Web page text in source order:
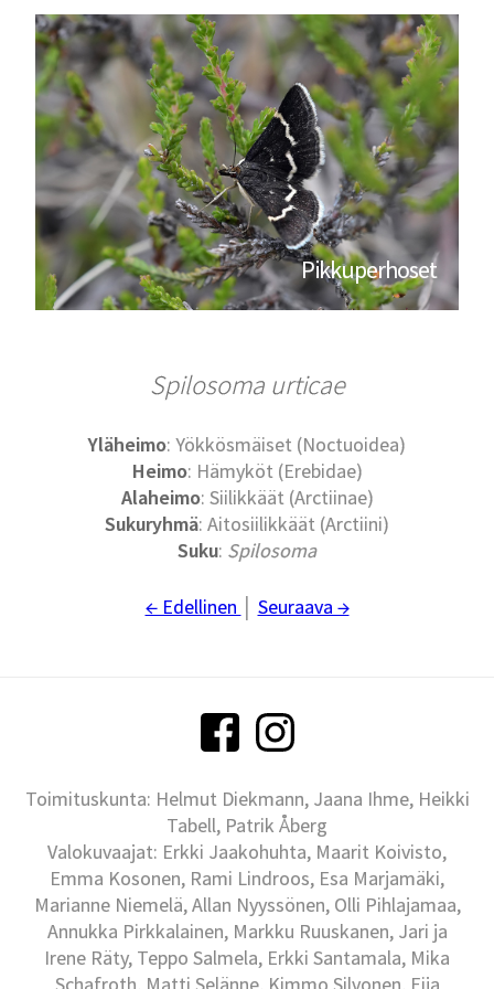
Pikkuperhoset
Spilosoma urticae
Yläheimo: Yökkösmäiset (Noctuoidea)
Heimo: Hämyköt (Erebidae)
Alaheimo: Siilikkäät (Arctiinae)
Sukuryhmä: Aitosiilikkäät (Arctiini)
Suku: Spilosoma
← Edellinen Seuraava →
Toimituskunta: Helmut Diekmann, Jaana Ihme, Heikki
Tabell, Patrik Åberg
Valokuvaajat: Erkki Jaakohuhta, Maarit Koivisto,
Emma Kosonen, Rami Lindroos, Esa Marjamäki,
Marianne Niemelä, Allan Nyyssönen, Olli Pihlajamaa,
Annukka Pirkkalainen, Markku Ruuskanen, Jari ja
Irene Räty, Teppo Salmela, Erkki Santamala, Mika